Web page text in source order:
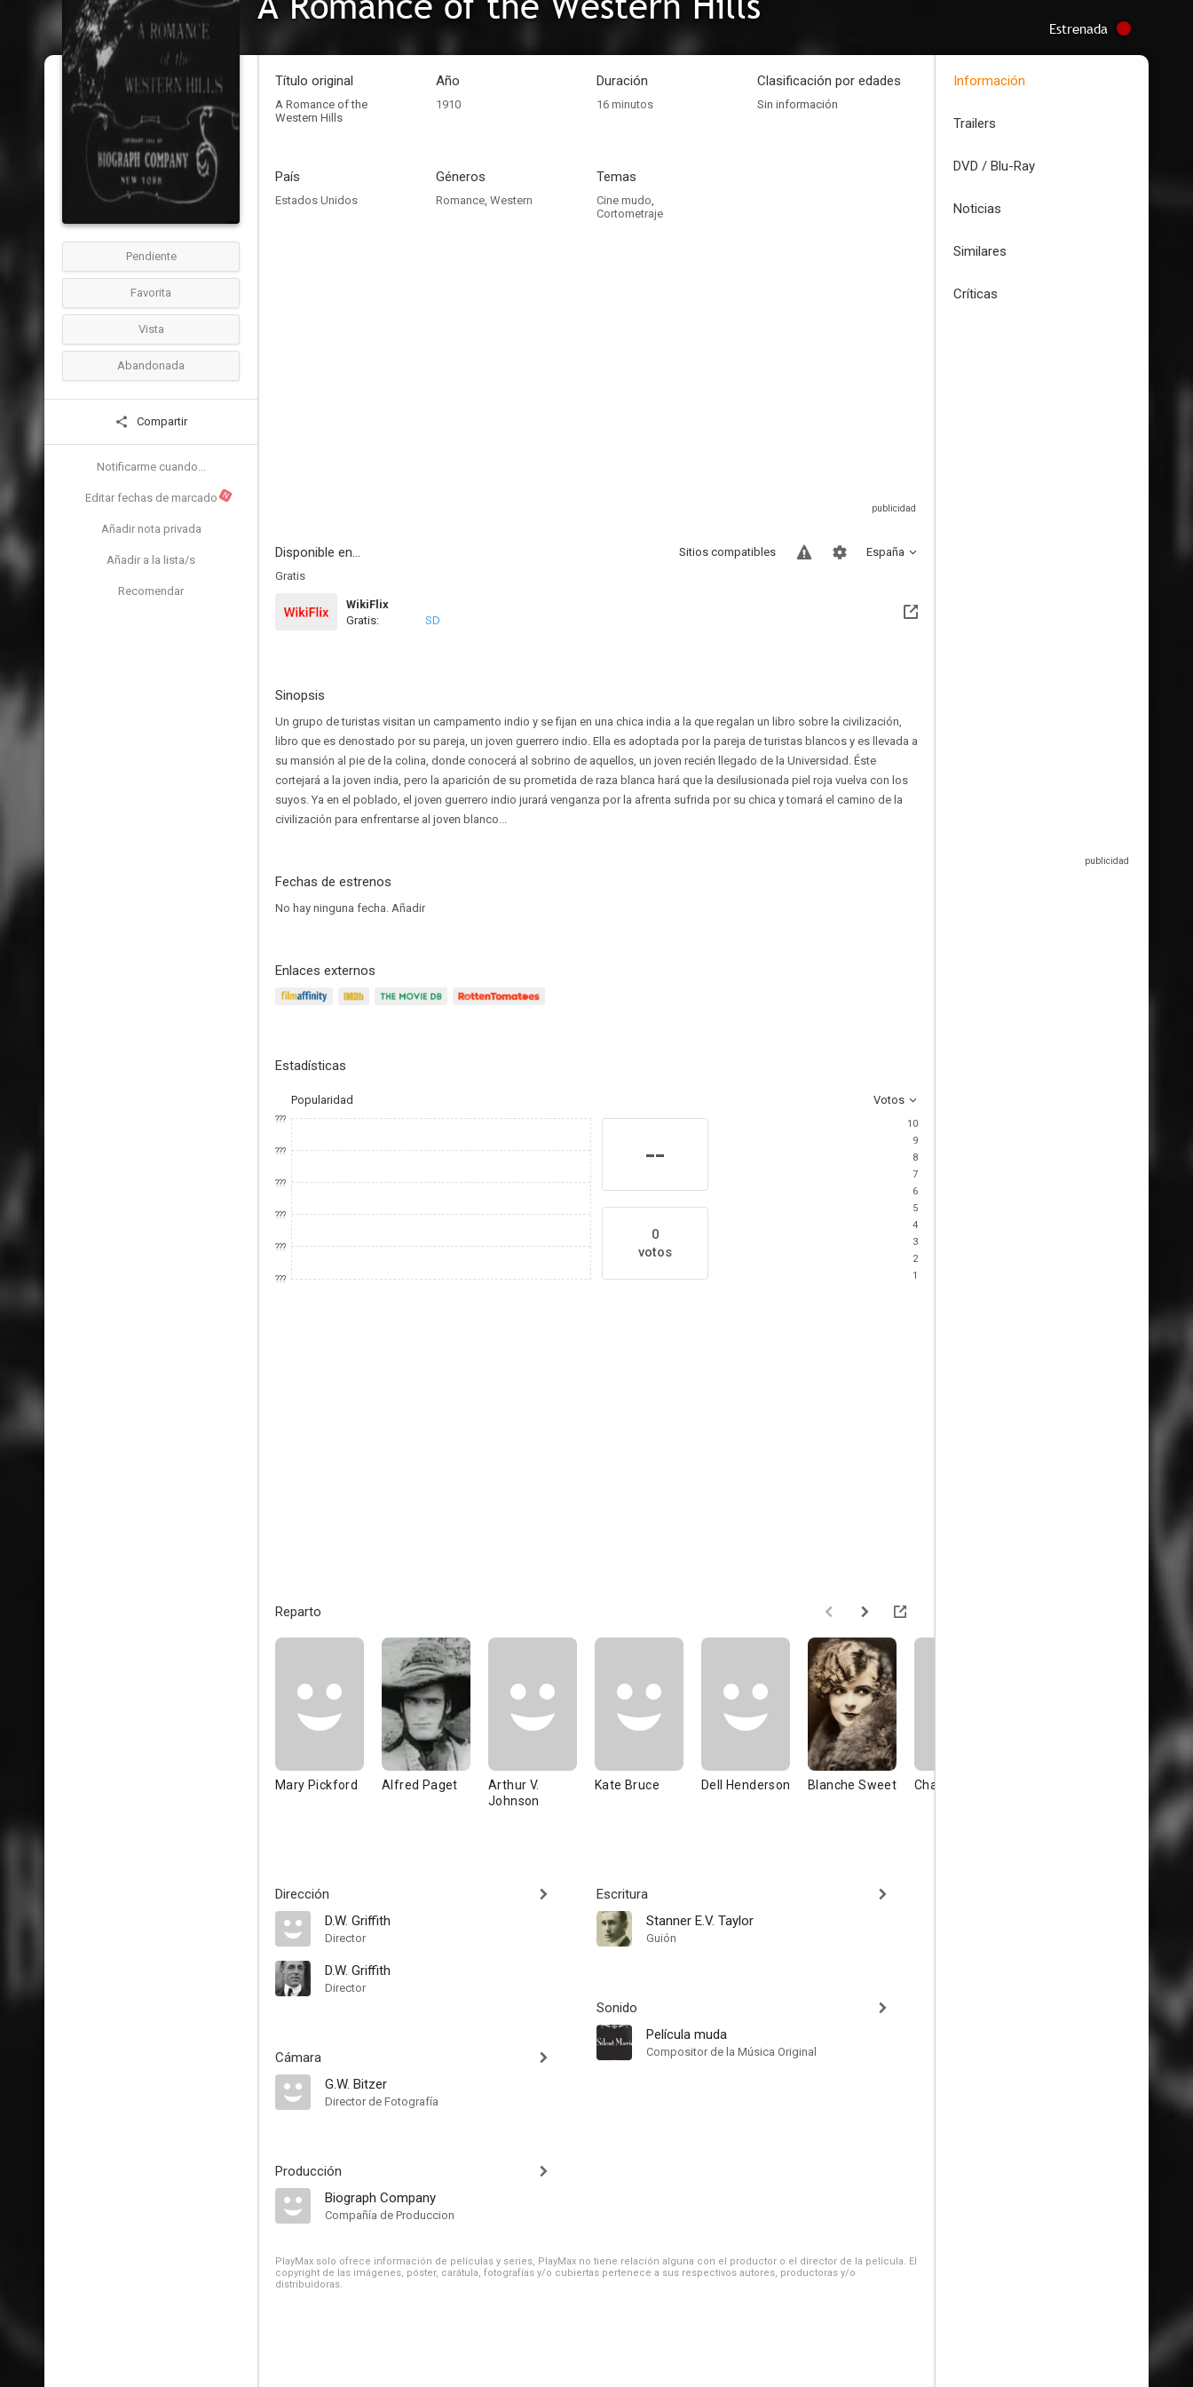
Estrenada
Pendiente
Favorita
Vista
Abandonada
Compartir
Notificarme cuando...
Editar fechas de marcado N
Añadir nota privada
Añadir a la lista/s
Recomendar
Título original
A Romance of the
Western Hills
Año
1910
Duración
16 minutos
Clasificación por edades
Sin información
País
Estados Unidos
Géneros
Romance, Western
Temas
Cine mudo,
Cortometraje
Disponible en... España
Sitios compatibles
Gratis
WikiFlix
Gratis:
SD
Sinopsis
Un grupo de turistas visitan un campamento indio y se fijan en una chica india a la que regalan un libro sobre la civilización,
libro que es denostado por su pareja, un joven guerrero indio. Ella es adoptada por la pareja de turistas blancos y es llevada a
su mansión al pie de la colina, donde conocerá al sobrino de aquellos, un joven recién llegado de la Universidad. Éste
cortejará a la joven india, pero la aparición de su prometida de raza blanca hará que la desilusionada piel roja vuelva con los
suyos. Ya en el poblado, el joven guerrero indio jurará venganza por la afrenta sufrida por su chica y tomará el camino de la
civilización para enfrentarse al joven blanco...
Fechas de estrenos
No hay ninguna fecha. Añadir
Enlaces externos
Estadísticas
Popularidad Votos
???
???
???
???
???
???
--
0
votos
10
9
8
7
6
5
4
3
2
1
Reparto
Mary Pickford Alfred Paget
Arthur V.
Johnson
Kate Bruce Dell Henderson Blanche Sweet Charles West
Williams
Dirección
D.W. Griffith
Director
D.W. Griffith
Director
Cámara
G.W. Bitzer
Director de Fotografía
Producción
Biograph Company
Compañía de Produccion
Escritura
Stanner E.V. Taylor
Guión
Sonido
Película muda
Compositor de la Música Original
PlayMax solo ofrece información de películas y series, PlayMax no tiene relación alguna con el productor o el director de la película. El
copyright de las imágenes, póster, carátula, fotografías y/o cubiertas pertenece a sus respectivos autores, productoras y/o
distribuidoras.
Información
Trailers
DVD / Blu-Ray
Noticias
Similares
Críticas